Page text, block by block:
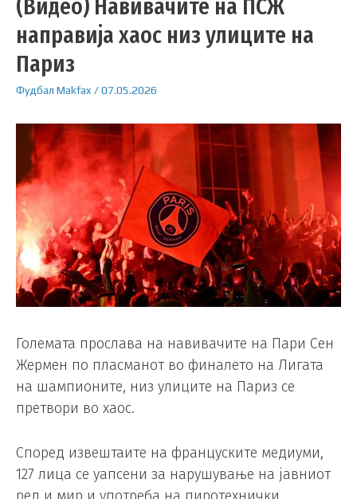
(Видео) Навивачите на ПСЖ
направија хаос низ улиците на
Париз
Фудбал Makfax /07.05.2026
Големата прослава на навивачите на Пари Сен
Жермен по пласманот во финалето на Лигата
на шампионите, низ улиците на Париз се
претвори во хаос.
Според извештаите на француските медиуми,
127 лица се уапсени за нарушување на јавниот